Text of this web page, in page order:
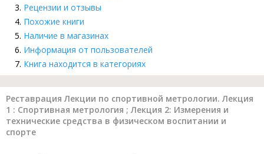
Рецензии и отзывы
Похожие книги
Наличие в магазинах
Информация от пользователей
Книга находится в категориях
Реставрация Лекции по спортивной метрологии. Лекция
1 : Спортивная метрология ; Лекция 2: Измерения и
технические средства в физическом воспитании и
спорте